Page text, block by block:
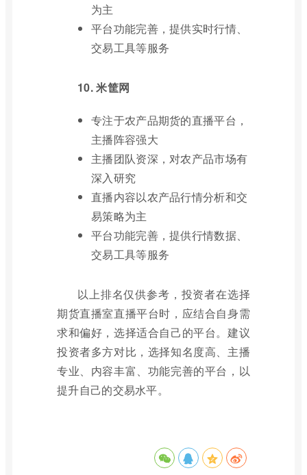
为主
平台功能完善，提供实时行情、
交易工具等服务
10. 米筐网
专注于农产品期货的直播平台，
主播阵容强大
主播团队资深，对农产品市场有
深入研究
直播内容以农产品行情分析和交
易策略为主
平台功能完善，提供行情数据、
交易工具等服务
以上排名仅供参考，投资者在选择
期货直播室直播平台时，应结合自身需
求和偏好，选择适合自己的平台。建议
投资者多方对比，选择知名度高、主播
专业、内容丰富、功能完善的平台，以
提升自己的交易水平。